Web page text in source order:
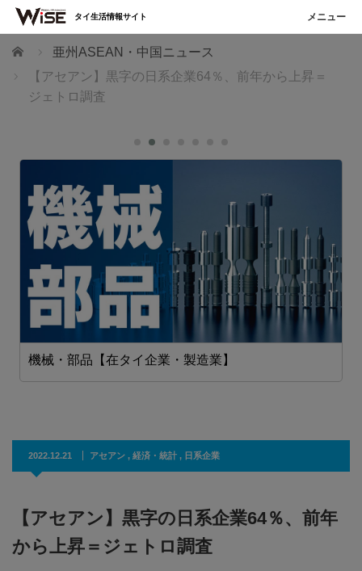
ホーム
亜州ASEAN・中国ニュース
【アセアン】黒字の日系企業64％、前年から上昇＝
ジェトロ調査
機械・部品【在タイ企業・製造業】
2022.12.21 アセアン , 経済・統計 , 日系企業
【アセアン】黒字の日系企業64％、前年
から上昇＝ジェトロ調査
タイ生活情報サイト